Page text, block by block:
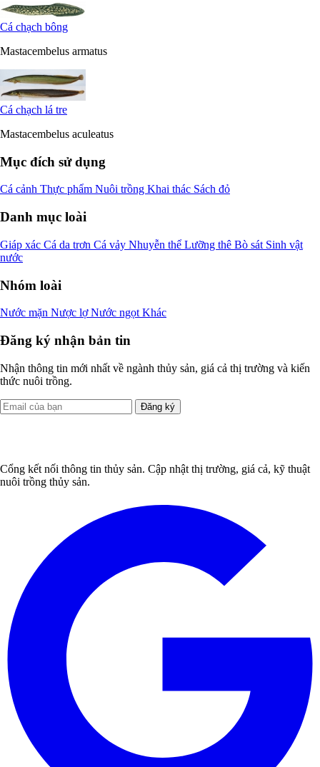
Cá chạch bông
Mastacembelus armatus
Cá chạch lá tre
Mastacembelus aculeatus
Mục đích sử dụng
Cá cảnh Thực phẩm Nuôi trồng Khai thác Sách đỏ
Danh mục loài
Giáp xác Cá da trơn Cá vảy Nhuyễn thể Lưỡng thê Bò sát Sinh vật
nước
Nhóm loài
Nước mặn Nược lợNước ngọt Khác
Đăng ký nhận bản tin
Nhận thông tin mới nhất về ngành thủy sản, giá cả thị trường và kiến
thức nuôi trồng.
Đăng ký
Cổng kết nối thông tin thủy sản. Cập nhật thị trường, giá cả, kỹ thuật
nuôi trồng thủy sản.